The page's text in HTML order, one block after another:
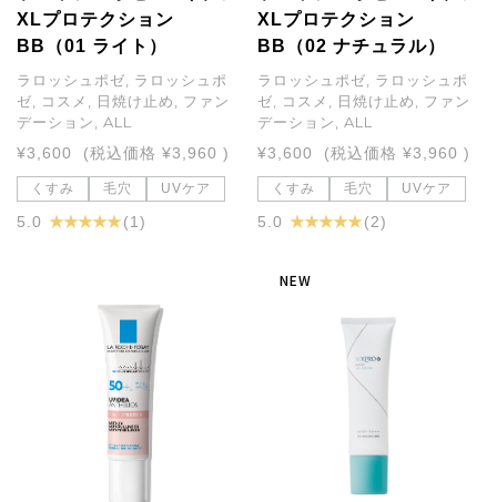
XLプロテクション
BB（01 ライト）
ラロッシュポゼ, ラロッシュポ
ゼ, コスメ, 日焼け止め, ファン
デーション, ALL
¥3,600
(税込価格 ¥3,960 )
くすみ 毛穴 UVケア
5.0 ★ ★ ★ ★ ★(1)
XLプロテクション
BB（02 ナチュラル）
ラロッシュポゼ, ラロッシュポ
ゼ, コスメ, 日焼け止め, ファン
デーション, ALL
¥3,600
(税込価格 ¥3,960 )
くすみ 毛穴 UVケア
5.0 ★ ★ ★ ★ ★ (2)
NEW